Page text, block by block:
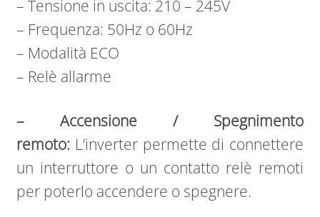
– Tensione in uscita: 210 – 245V
– Frequenza: 50Hz o 60Hz
– Modalità ECO
– Relè allarme
– Accensione / Spegnimento
remoto: L’inverter permette di connettere
un interruttore o un contatto relè remoti
per poterlo accendere o spegnere.